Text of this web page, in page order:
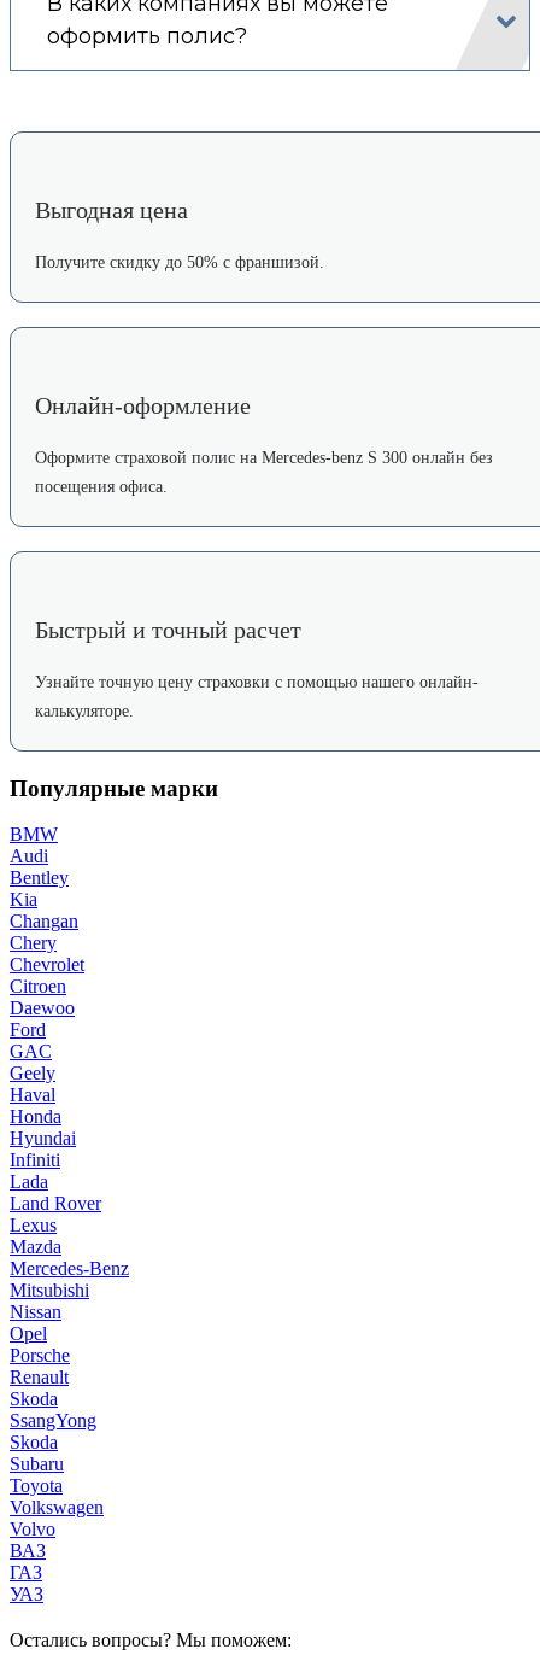
оформить полис?
Выгодная цена
Получите скидку до 50% с франшизой.
Онлайн-оформление
Оформите страховой полис на Mercedes-benz S 300 онлайн без
посещения офиса.
Быстрый и точный расчет
Узнайте точную цену страховки с помощью нашего онлайн-
калькуляторе.
Популярные марки
BMW
Audi
Bentley
Kia
Changan
Chery
Chevrolet
Citroen
Daewoo
Ford
GAC
Geely
Haval
Honda
Hyundai
Infiniti
Lada
Land Rover
Lexus
Mazda
Mercedes-Benz
Mitsubishi
Nissan
Opel
Porsche
Renault
Skoda
SsangYong
Skoda
Subaru
Toyota
Volkswagen
Volvo
ВАЗ
ГАЗ
УАЗ
Остались вопросы? Мы поможем: